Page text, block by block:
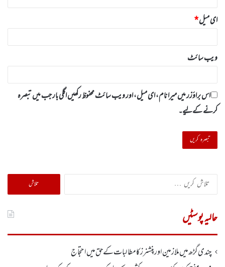
ای میل*
ویب‌ سائٹ
اس براؤزر میں میرا نام، ای میل، اور ویب سائٹ محفوظ رکھیں اگلی بار جب میں تبصرہ
کرنے کےلیے۔
تلاش
کریں
حالیہ پوسٹیں
چندی گڑھ میں ملازمین اور پنشنرز کا مطالبات کے حق میں احتجاج